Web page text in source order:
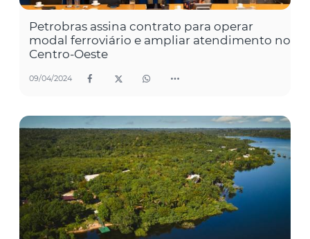
Petrobras assina contrato para operar
modal ferroviário e ampliar atendimento no
Centro-Oeste
09/04/2024